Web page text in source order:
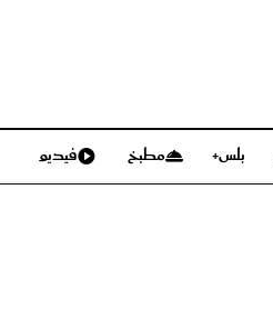
بلس+ مطبخ فيديو